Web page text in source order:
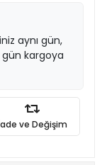
aynı gün,
gün kargoya
ve Değişim